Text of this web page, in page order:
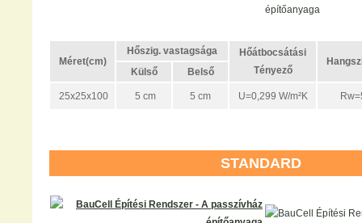
Méret(cm)
Hőszig. vastagsága
Hőátbocsátási
Tényező
Külső
Belső
25x25x100 5 cm 5 cm U=0,299 W/m²K
STANDARD